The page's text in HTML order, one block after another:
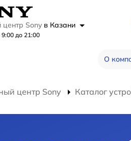
Sony в Казани
до 21:00
О
центр Sony Каталог